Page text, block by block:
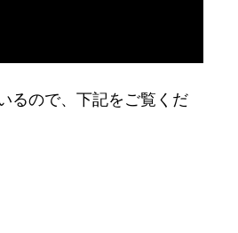
るので、下記をご覧くだ